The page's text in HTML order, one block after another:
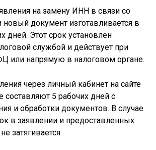
на замену ИНН в связи со
документ изготавливается в
дней. Этот срок установлен
службой и действует при
или напрямую в налоговом органе.
через личный кабинет на сайте
5 рабочих дней с
и обработки документов. В случае
в заявлении и предоставленных
затягивается.